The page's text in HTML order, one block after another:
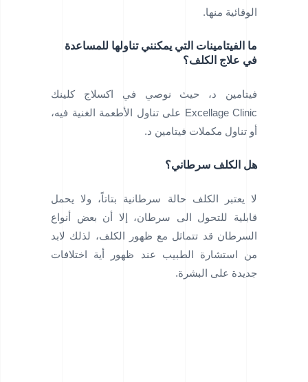
الوقائية منها.
ما الفيتامينات التي يمكنني تناولها للمساعدة
في علاج الكلف؟
فيتامين د، حيث نوصي في اكسلاج كلينك
Excellage Clinic على تناول الأطعمة الغنية فيه،
أو تناول مكملات فيتامين د.
هل الكلف سرطاني؟
لا يعتبر الكلف حالة سرطانية بتاتاً، ولا يحمل
قابلية للتحول الى سرطان، إلا أن بعض أنواع
السرطان قد تتماثل مع ظهور الكلف، لذلك لابد
من استشارة الطبيب عند ظهور أية اختلافات
جديدة على البشرة.